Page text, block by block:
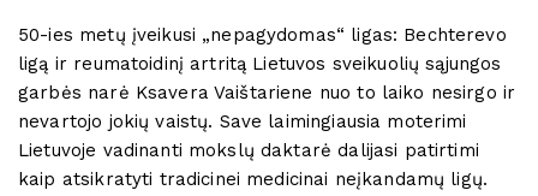
50-ies metų įveikusi „nepagydomas“ ligas: Bechterevo
ligą ir reumatoidinį artritą Lietuvos sveikuolių sąjungos
garbės narė Ksavera Vaištariene nuo to laiko nesirgo ir
nevartojo jokių vaistų. Save laimingiausia moterimi
Lietuvoje vadinanti mokslų daktarė dalijasi patirtimi
kaip atsikratyti tradicinei medicinai neįkandamų ligų.